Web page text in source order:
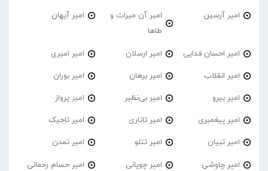
امیر آرسین
امیر آن میراث و
طاها
امیر آیهان
امیر احسان فدایی امیر ارسلان امیر امیری
امیر انقلاب امیر برهان امیر‌ بوران
امیر بیرو امیر بی‌نظیر امیر پرواز
امیر پیغمبری امیر تاتاری امیر تاجیک
امیر تبیان امیر تتلو امیر تمدن
امیر چاوشی امیر چوپانی امیر حسام رحمانی